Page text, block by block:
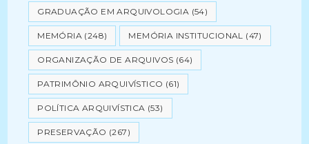
GRADUAÇÃO EM ARQUIVOLOGIA (54)
MEMÓRIA (248) MEMÓRIA INSTITUCIONAL (47)
ORGANIZAÇÃO DE ARQUIVOS (64)
PATRIMÔNIO ARQUIVÍSTICO (61)
POLÍTICA ARQUIVÍSTICA (53)
PRESERVAÇÃO (267)